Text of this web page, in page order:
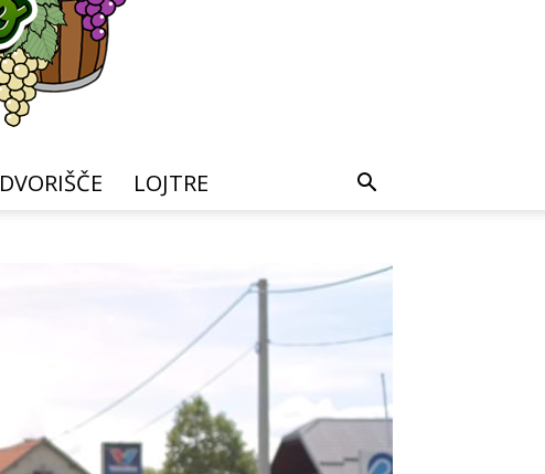
DVORIŠČE LOJTRE